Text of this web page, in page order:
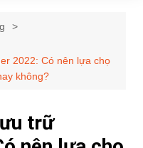
2022: Có nên lựa chọ
không?
trữ